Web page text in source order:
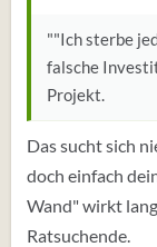
""Ich sterbe
falsche
Projekt.
Das sucht sich
doch einfach
Wand" wirkt
Ratsuchende.